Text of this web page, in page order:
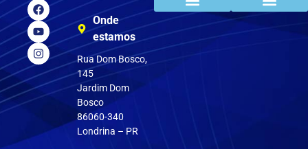
Onde
estamos
Rua Dom Bosco,
145
Jardim Dom
Bosco
86060-340
Londrina – PR